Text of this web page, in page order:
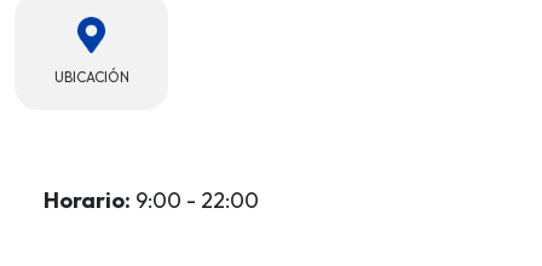
UBICACIÓN
Horario: 9:00 - 22:00